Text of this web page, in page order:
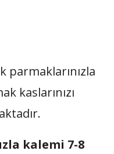
parmaklarınızla
kaslarınızı
kalemi 7-8